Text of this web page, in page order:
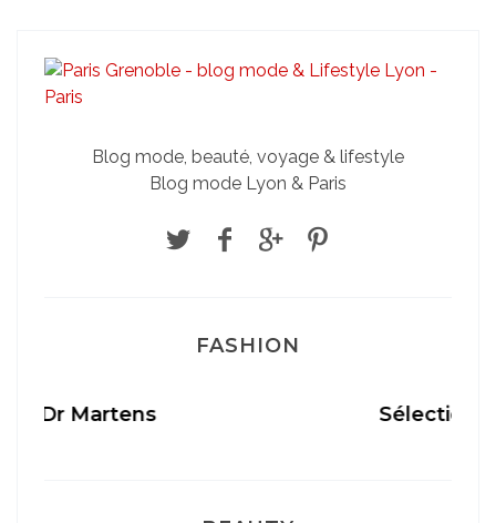
Blog mode, beauté, voyage & lifestyle
Blog mode Lyon & Paris
FASHION